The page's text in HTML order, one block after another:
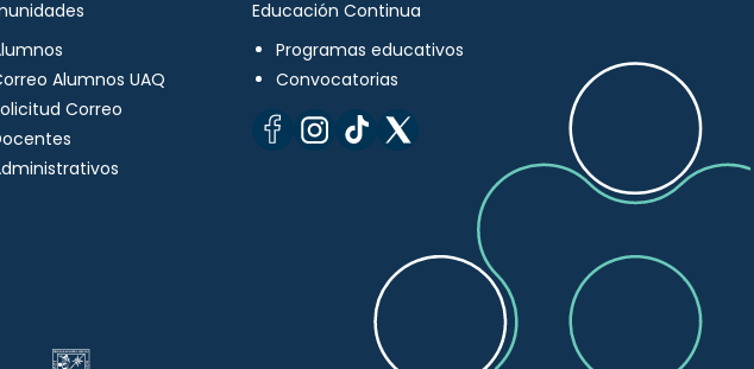
Alumnos UAQ
Correo
Educación Continua
Programas educativos
Convocatorias